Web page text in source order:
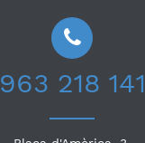
963 218 141